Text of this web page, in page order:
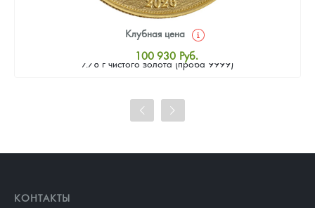
7.78 г чистого золота (проба 9999)
Клубная цена
100 930 Руб.
Стандартная цена
Цена выкупа
КОНТАКТЫ